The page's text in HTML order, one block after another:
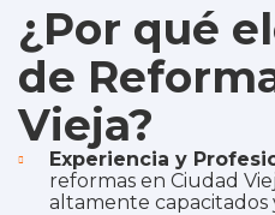
¿Por qué
de
Vieja?
Experiencia y
reformas en Ciudad
altamente capacitados